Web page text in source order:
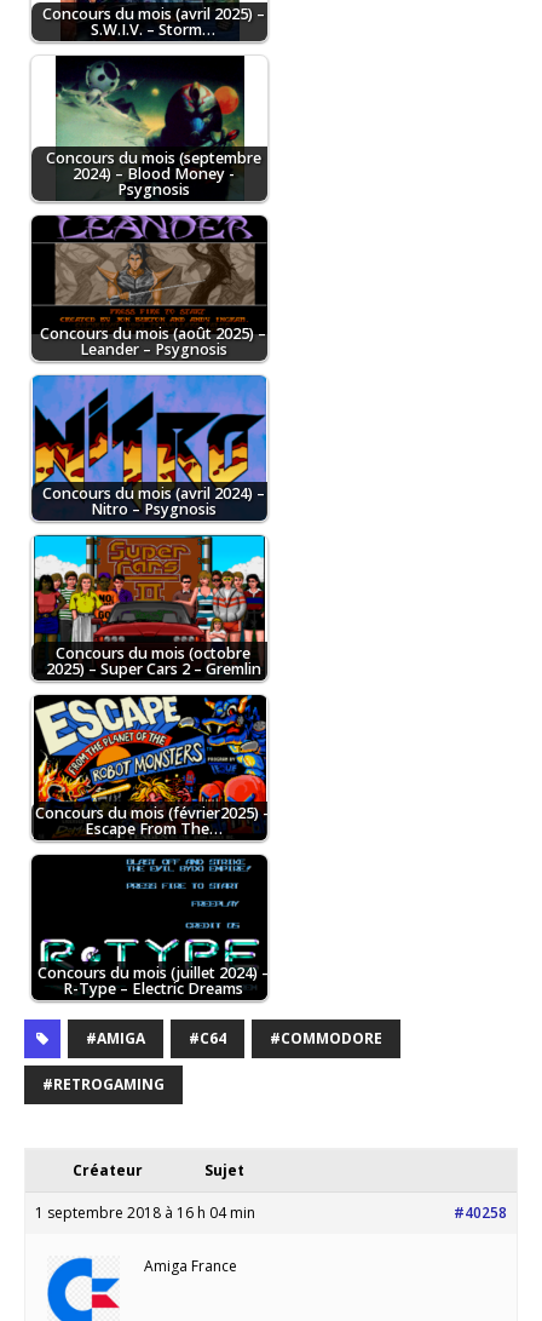
Concours du mois (avril 2025) –
S.W.I.V. – Storm…
Concours du mois (septembre
2024) – Blood Money -
Psygnosis
Concours du mois (août 2025) –
Leander – Psygnosis
Concours du mois (avril 2024) –
Nitro – Psygnosis
Concours du mois (octobre
2025) – Super Cars 2 – Gremlin
Concours du mois (février2025) –
Escape From The…
Concours du mois (juillet 2024) –
R-Type – Electric Dreams
#AMIGA #C64 #COMMODORE
#RETROGAMING
Créateur Sujet
1 septembre 2018 à 16 h 04 min #40258
Amiga France